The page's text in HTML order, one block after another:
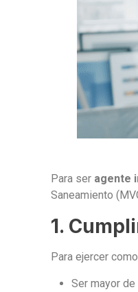
Para ser agente
Saneamiento
1.
Para ejercer
Ser mayor de